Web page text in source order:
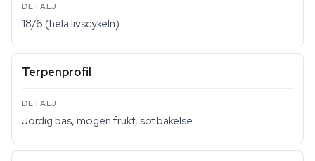
18/6 (hela livscykeln)
Terpenprofil
Jordig bas, mogen frukt, söt bakelse